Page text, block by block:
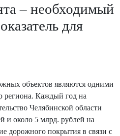
– необходимый
для
объектов являются одними
региона. Каждый год на
Челябинской области
и около 5 млрд. рублей на
дорожного покрытия в связи с